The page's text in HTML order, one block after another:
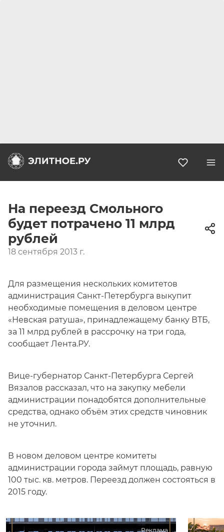
На переезд Смольного
будет потрачено 11 млрд
рублей
18 сентября 2013 г.
Для размещения нескольких комитетов
администрация Санкт-Петербурга выкупит
необходимые помещения в деловом центре
«Невская ратуша», принадлежащему банку ВТБ,
за 11 млрд рублей в рассрочку на три года,
сообщает Лента.РУ.
Вице-губернатор Санкт-Петербурга Сергей
Вязалов рассказал, что на закупку мебели
администрации понадобятся дополнительные
средства, однако объём этих средств чиновник
не уточнил.
В новом деловом центре комитеты
администрации города займут площадь, равную
100 тыс. кв. метров. Переезд должен состояться в
2015 году.
Реклама